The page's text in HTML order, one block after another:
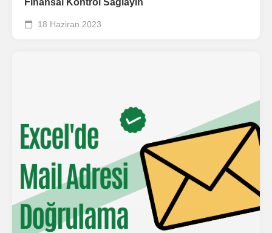
Finansal Kontrol Sağlayın
18 Haziran 2023